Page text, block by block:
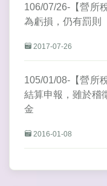
106/07/26-【營所
為虧損，仍有罰則
2017-07-26
105/01/08-【營所
結算申報，雖於稽
金
2016-01-08